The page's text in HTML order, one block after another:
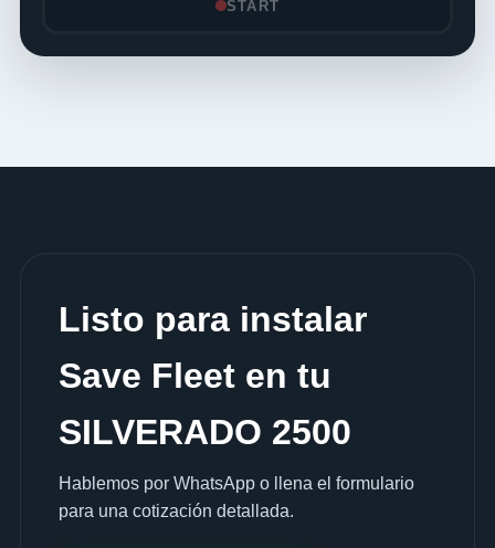
START
Listo para instalar
Save Fleet en tu
SILVERADO 2500
Hablemos por WhatsApp o llena el formulario
para una cotización detallada.